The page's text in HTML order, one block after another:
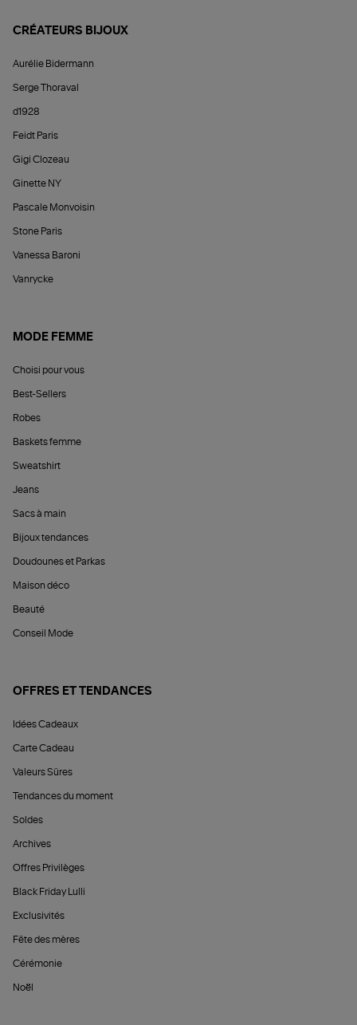
CRÉATEURS BIJOUX
Aurélie Bidermann
Serge Thoraval
d1928
Feidt Paris
Gigi Clozeau
Ginette NY
Pascale Monvoisin
Stone Paris
Vanessa Baroni
Vanrycke
MODE FEMME
Choisi pour vous
Best-Sellers
Robes
Baskets femme
Sweatshirt
Jeans
Sacs à main
Bijoux tendances
Doudounes et Parkas
Maison déco
Beauté
Conseil Mode
OFFRES ET TENDANCES
Idées Cadeaux
Carte Cadeau
Valeurs Sûres
Tendances du moment
Soldes
Archives
Offres Privilèges
Black Friday Lulli
Exclusivités
Fête des mères
Cérémonie
Noël